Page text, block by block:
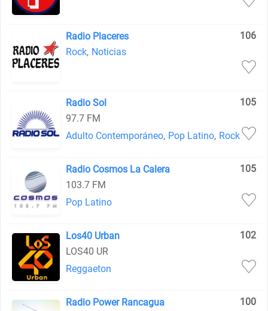
Radio Placeres
106
Rock, Noticias
Radio Sol
105
97.7 FM
Adulto Contemporáneo, Pop Latino, Rock
Radio Cosmos La Calera
105
103.7 FM
Pop Latino
Los40 Urban
102
LOS40 UR
Reggaeton
Radio Power Rancagua
100